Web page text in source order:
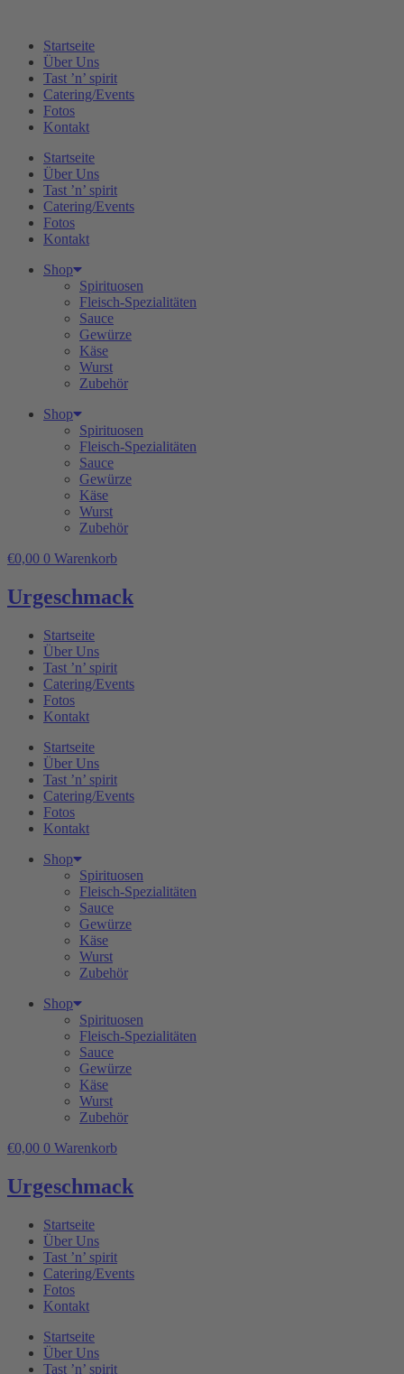
springenStartseite
Über Uns
Tast ’n’ spirit
Catering/Events
Fotos
Kontakt
Startseite
Über Uns
Tast ’n’ spirit
Catering/Events
Fotos
Kontakt
Shop
Spirituosen
Fleisch-Spezialitäten
Sauce
Gewürze
Käse
Wurst
Zubehör
Shop
Spirituosen
Fleisch-Spezialitäten
Sauce
Gewürze
Käse
Wurst
Zubehör
€0,00 0 Warenkorb
Urgeschmack
Startseite
Über Uns
Tast ’n’ spirit
Catering/Events
Fotos
Kontakt
Startseite
Über Uns
Tast ’n’ spirit
Catering/Events
Fotos
Kontakt
Shop
Spirituosen
Fleisch-Spezialitäten
Sauce
Gewürze
Käse
Wurst
Zubehör
Shop
Spirituosen
Fleisch-Spezialitäten
Sauce
Gewürze
Käse
Wurst
Zubehör
€0,00 0 Warenkorb
Urgeschmack
Startseite
Über Uns
Tast ’n’ spirit
Catering/Events
Fotos
Kontakt
Startseite
Über Uns
Tast ’n’ spirit